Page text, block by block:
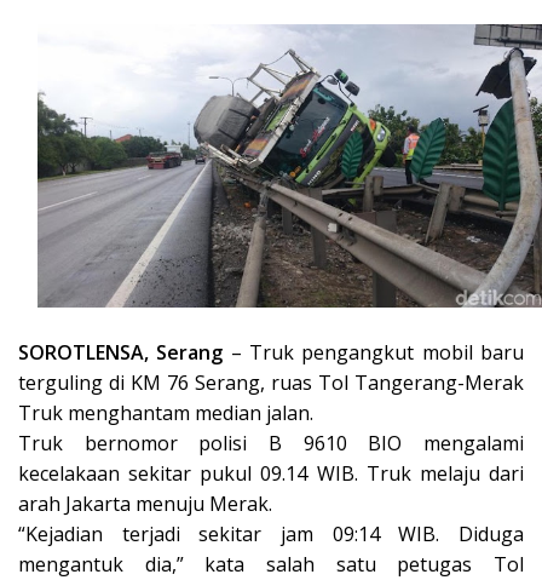
SOROTLENSA, Serang – Truk pengangkut mobil baru
terguling di KM 76 Serang, ruas Tol Tangerang-Merak
Truk menghantam median jalan.
Truk bernomor polisi B 9610 BIO mengalami
kecelakaan sekitar pukul 09.14 WIB. Truk melaju dari
arah Jakarta menuju Merak.
“Kejadian terjadi sekitar jam 09:14 WIB. Diduga
mengantuk dia,” kata salah satu petugas Tol